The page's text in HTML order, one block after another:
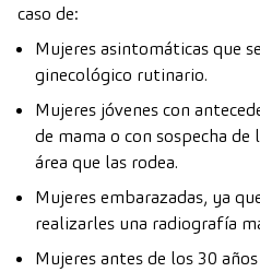
caso de:
Mujeres asintomáticas que
ginecológico rutinario.
Mujeres jóvenes con
de mama o con sospecha de
área que las rodea.
Mujeres embarazadas, ya
realizarles una radiografía
Mujeres antes de los 30